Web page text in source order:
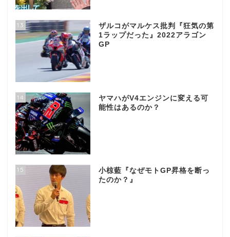
13
ザルコがマルケス批判『狂気の第
1ラップだった』2022アラゴン
GP
14
ヤマハがV4エンジンに変える可
能性はあるのか？
15
小椋藍『なぜモトGP昇格を断っ
たのか？』